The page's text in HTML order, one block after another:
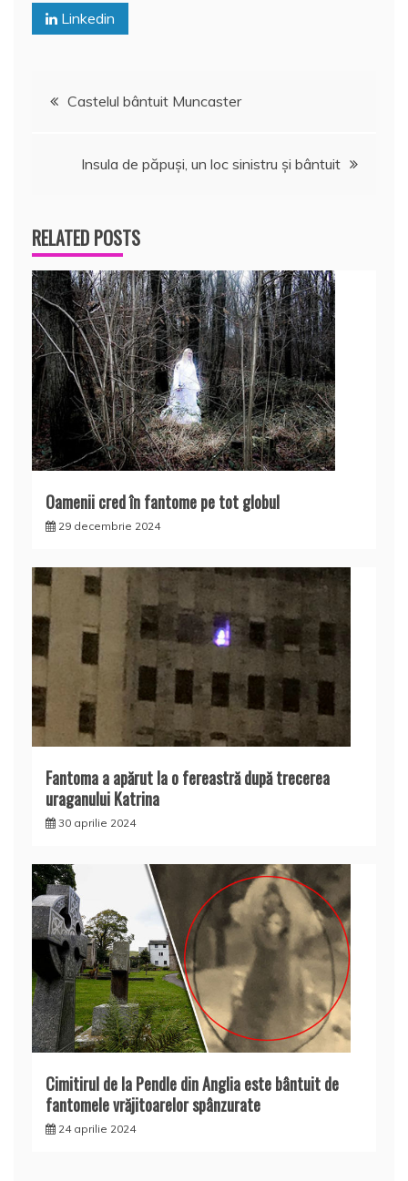
Linkedin
Navigare
Castelul bântuit Muncaster
Insula de păpuşi, un loc sinistru şi bântuit
RELATED POSTS
Oamenii cred în fantome pe tot globul
29 decembrie 2024
Fantoma a apărut la o fereastră după trecerea
uraganului Katrina
30 aprilie 2024
Cimitirul de la Pendle din Anglia este bântuit de
fantomele vrăjitoarelor spânzurate
24 aprilie 2024